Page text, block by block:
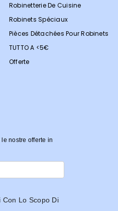
Robinetterie De Cuisine
Robinets Spéciaux
Pièces Détachées Pour Robinets
TUTTO A <5€
Offerte
nostre offerte in
Con Lo Scopo Di